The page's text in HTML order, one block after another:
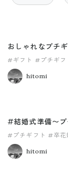
おしゃれなプチ
#ギフト #プチギフ
hitomi
#結婚式準備〜
#プチギフト #卒花
hitomi